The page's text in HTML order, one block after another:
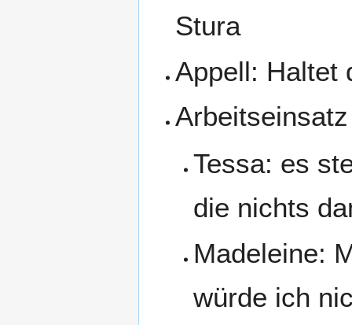
Stura
Appell: Haltet
Tessa: es
die nichts
Madeleine:
würde ich